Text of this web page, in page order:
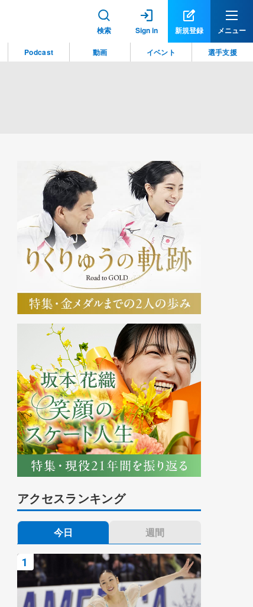
検索 Sign in 新規登録 メニュー
アクセスランキング
今日 週間
Podcast 動画 イベント 選手支援